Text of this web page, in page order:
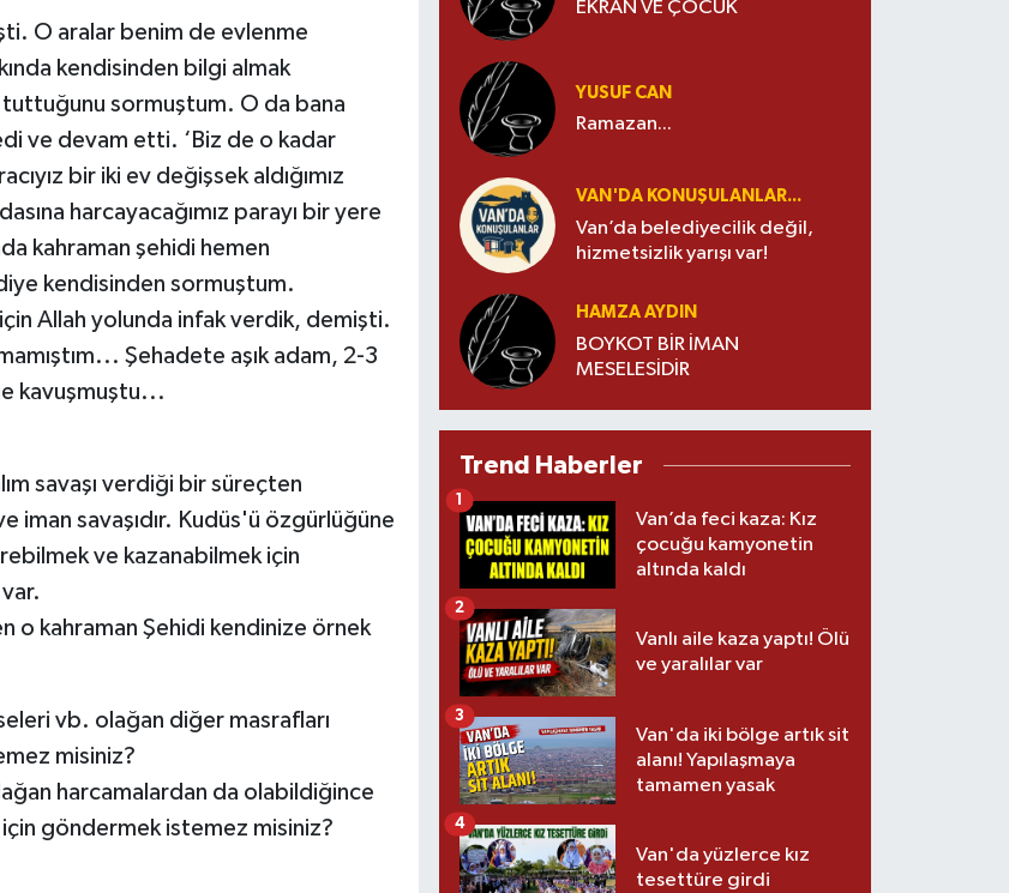
O aralar benim de evlenme
kendisinden bilgi almak
tuttuğunu sormuştum. O da bana
ve devam etti. ‘Biz de o kadar
bir iki ev değişsek aldığımız
harcayacağımız parayı bir yere
kahraman şehidi hemen
diye kendisinden sormuştum.
Allah yolunda infak verdik, demişti.
Şehadete aşık adam, 2-3
kavuşmuştu...
savaşı verdiği bir süreçten
iman savaşıdır. Kudüs'ü özgürlüğüne
ve kazanabilmek için
o kahraman Şehidi kendinize örnek
vb. olağan diğer masrafları
misiniz?
harcamalardan da olabildiğince
için göndermek istemez misiniz?
EKRAN VE ÇOCUK
YUSUF CAN
Ramazan...
VAN'DA KONUŞULANLAR...
Van’da belediyecilik değil,
hizmetsizlik yarışı var!
HAMZA AYDIN
BOYKOT BİR İMAN
MESELESİDİR
Trend Haberler
Van’da feci kaza: Kız
çocuğu kamyonetin
altında kaldı
1
Vanlı aile kaza yaptı! Ölü
ve yaralılar var
2
Van'da iki bölge artık sit
alanı! Yapılaşmaya
tamamen yasak
3
Van'da yüzlerce kız
tesettüre girdi
4